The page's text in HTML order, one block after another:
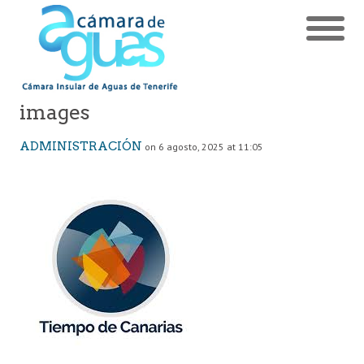
images
ADMINISTRACIÓN on 6 agosto, 2025 at 11:05